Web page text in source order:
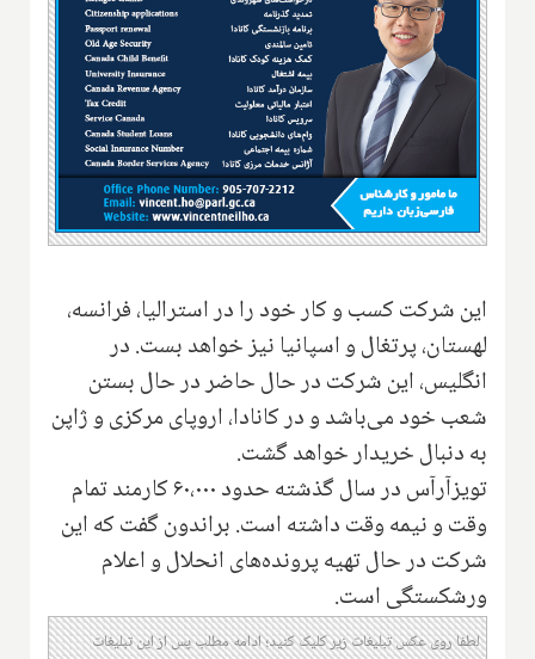
این شرکت کسب و کار خود را در استرالیا، فرانسه،
لهستان، پرتغال و اسپانیا نیز خواهد بست. در
انگلیس، این شرکت در حال حاضر در حال بستن
شعب خود می‌باشد و در کانادا، اروپای مرکزی و ژاپن
به دنبال خریدار خواهد گشت.
تویزآرآس در سال گذشته حدود ۶۰،۰۰۰ کارمند تمام
وقت و نیمه وقت داشته است. براندون گفت که این
شرکت در حال تهیه پرونده‌های انحلال و اعلام‌
ورشکستگی است.
لطفا روی عکس تبلیغات زیر کلیک کنید؛ ادامه مطلب پس از این تبلیغات